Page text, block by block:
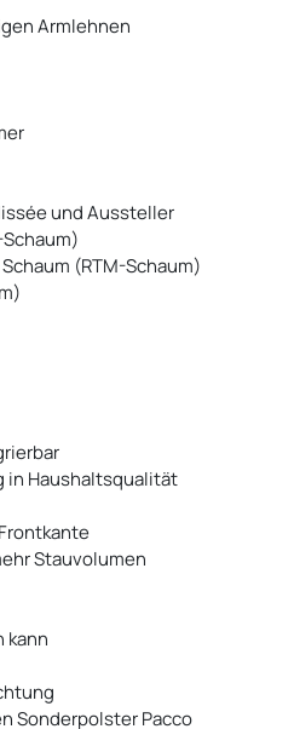
Armlehnen
und Aussteller
(RTM-Schaum)
in Haushaltsqualität
Stauvolumen
kann
Sonderpolster Pacco